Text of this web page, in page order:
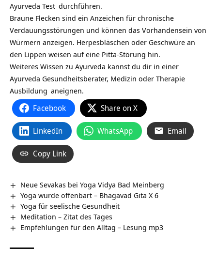
Ayurveda Test durchführen.
Braune Flecken sind ein Anzeichen für chronische
Verdauungsstörungen und können das Vorhandensein von
Würmern anzeigen. Herpesbläschen oder Geschwüre an
den Lippen weisen auf eine Pitta-Störung hin.
Weiteres Wissen zu Ayurveda kannst du dir in einer
Ayurveda Gesundheitsberater, Medizin oder Therapie
Ausbildung aneignen.
Facebook Share on X
LinkedIn WhatsApp Email
Copy Link
Neue Sevakas bei Yoga Vidya Bad Meinberg
Yoga wurde offenbart – Bhagavad Gita X 6
Yoga für seelische Gesundheit
Meditation – Zitat des Tages
Empfehlungen für den Alltag – Lesung mp3